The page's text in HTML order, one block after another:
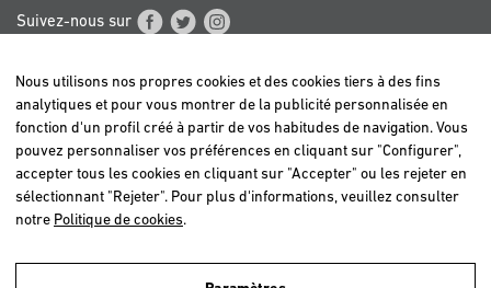
Suivez-nous sur
BELGIË / BELGIQUE
DEUTSCHLAND
ITALIA
Nous utilisons nos propres cookies et des cookies tiers à des fins
analytiques et pour vous montrer de la publicité personnalisée en
fonction d'un profil créé à partir de vos habitudes de navigation. Vous
pouvez personnaliser vos préférences en cliquant sur "Configurer",
accepter tous les cookies en cliquant sur "Accepter" ou les rejeter en
sélectionnant "Rejeter". Pour plus d'informations, veuillez consulter
notre Politique de cookies.